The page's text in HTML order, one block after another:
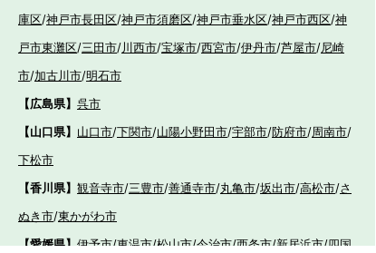
庫区/神戸市長田区/神戸市須磨区/神戸市垂水区/神戸市西区/神
戸市東灘区/三田市/川西市/宝塚市/西宮市/伊丹市/芦屋市/尼崎
市/加古川市/明石市
【広島県】 呉市
【山口県】 山口市/下関市/山陽小野田市/宇部市/防府市/周南市/
下松市
【香川県】 観音寺市/三豊市/善通寺市/丸亀市/坂出市/高松市/さ
ぬき市/東かがわ市
【愛媛県】伊予市/東温市/松山市/今治市/西条市/新居浜市/四国